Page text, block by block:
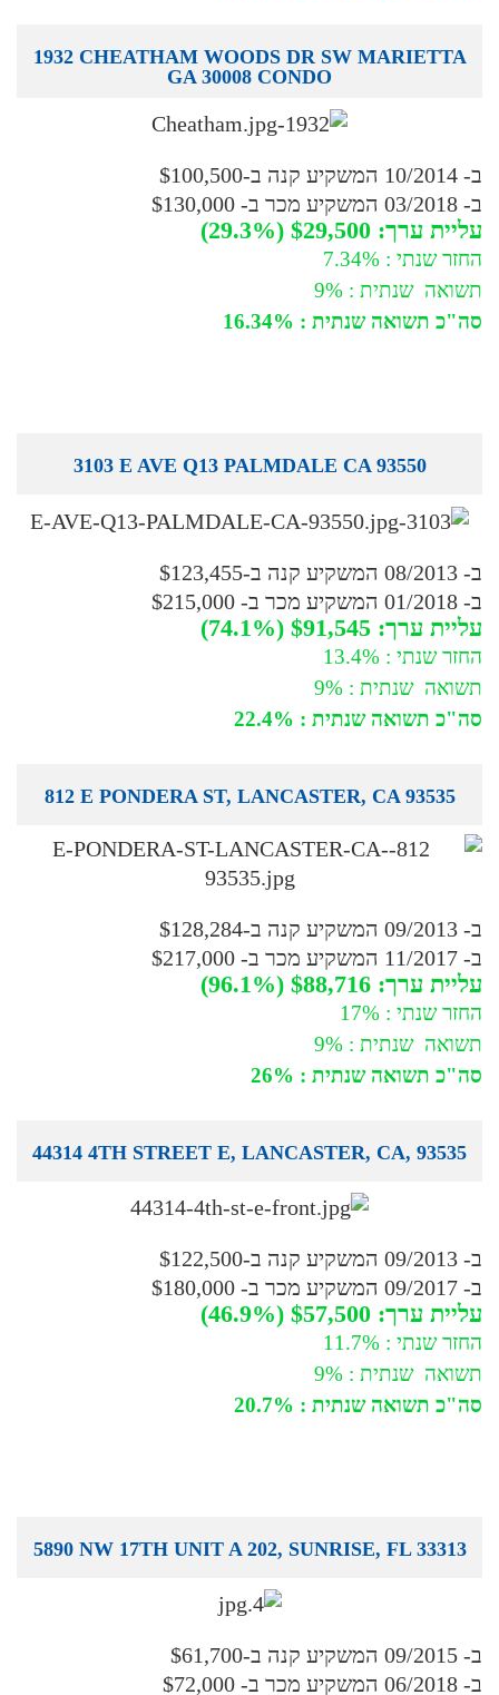
1932 CHEATHAM WOODS DR SW MARIETTA
GA 30008 CONDO
ב- 10/2014 המשקיע קנה ב-$100,500
ב- 03/2018 המשקיע מכר ב- $130,000
עליית ערך: $29,500 (29.3%)
החזר שנתי : 7.34%
תשואה שנתית : 9%
סה"כ תשואה שנתית : 16.34%
3103 E AVE Q13 PALMDALE CA 93550
ב- 08/2013 המשקיע קנה ב-$123,455
ב- 01/2018 המשקיע מכר ב- $215,000
עליית ערך: $91,545 (74.1%)
החזר שנתי : 13.4%
תשואה שנתית : 9%
סה"כ תשואה שנתית : 22.4%
812 E PONDERA ST, LANCASTER, CA 93535
ב- 09/2013 המשקיע קנה ב-$128,284
ב- 11/2017 המשקיע מכר ב- $217,000
עליית ערך: $88,716 (96.1%)
החזר שנתי : 17%
תשואה שנתית : 9%
סה"כ תשואה שנתית : 26%
44314 4TH STREET E, LANCASTER, CA, 93535
ב- 09/2013 המשקיע קנה ב-$122,500
ב- 09/2017 המשקיע מכר ב- $180,000
עליית ערך: $57,500 (46.9%)
החזר שנתי : 11.7%
תשואה שנתית : 9%
סה"כ תשואה שנתית : 20.7%
5890 NW 17TH UNIT A 202, SUNRISE, FL 33313
ב- 09/2015 המשקיע קנה ב-$61,700
ב- 06/2018 המשקיע מכר ב- $72,000